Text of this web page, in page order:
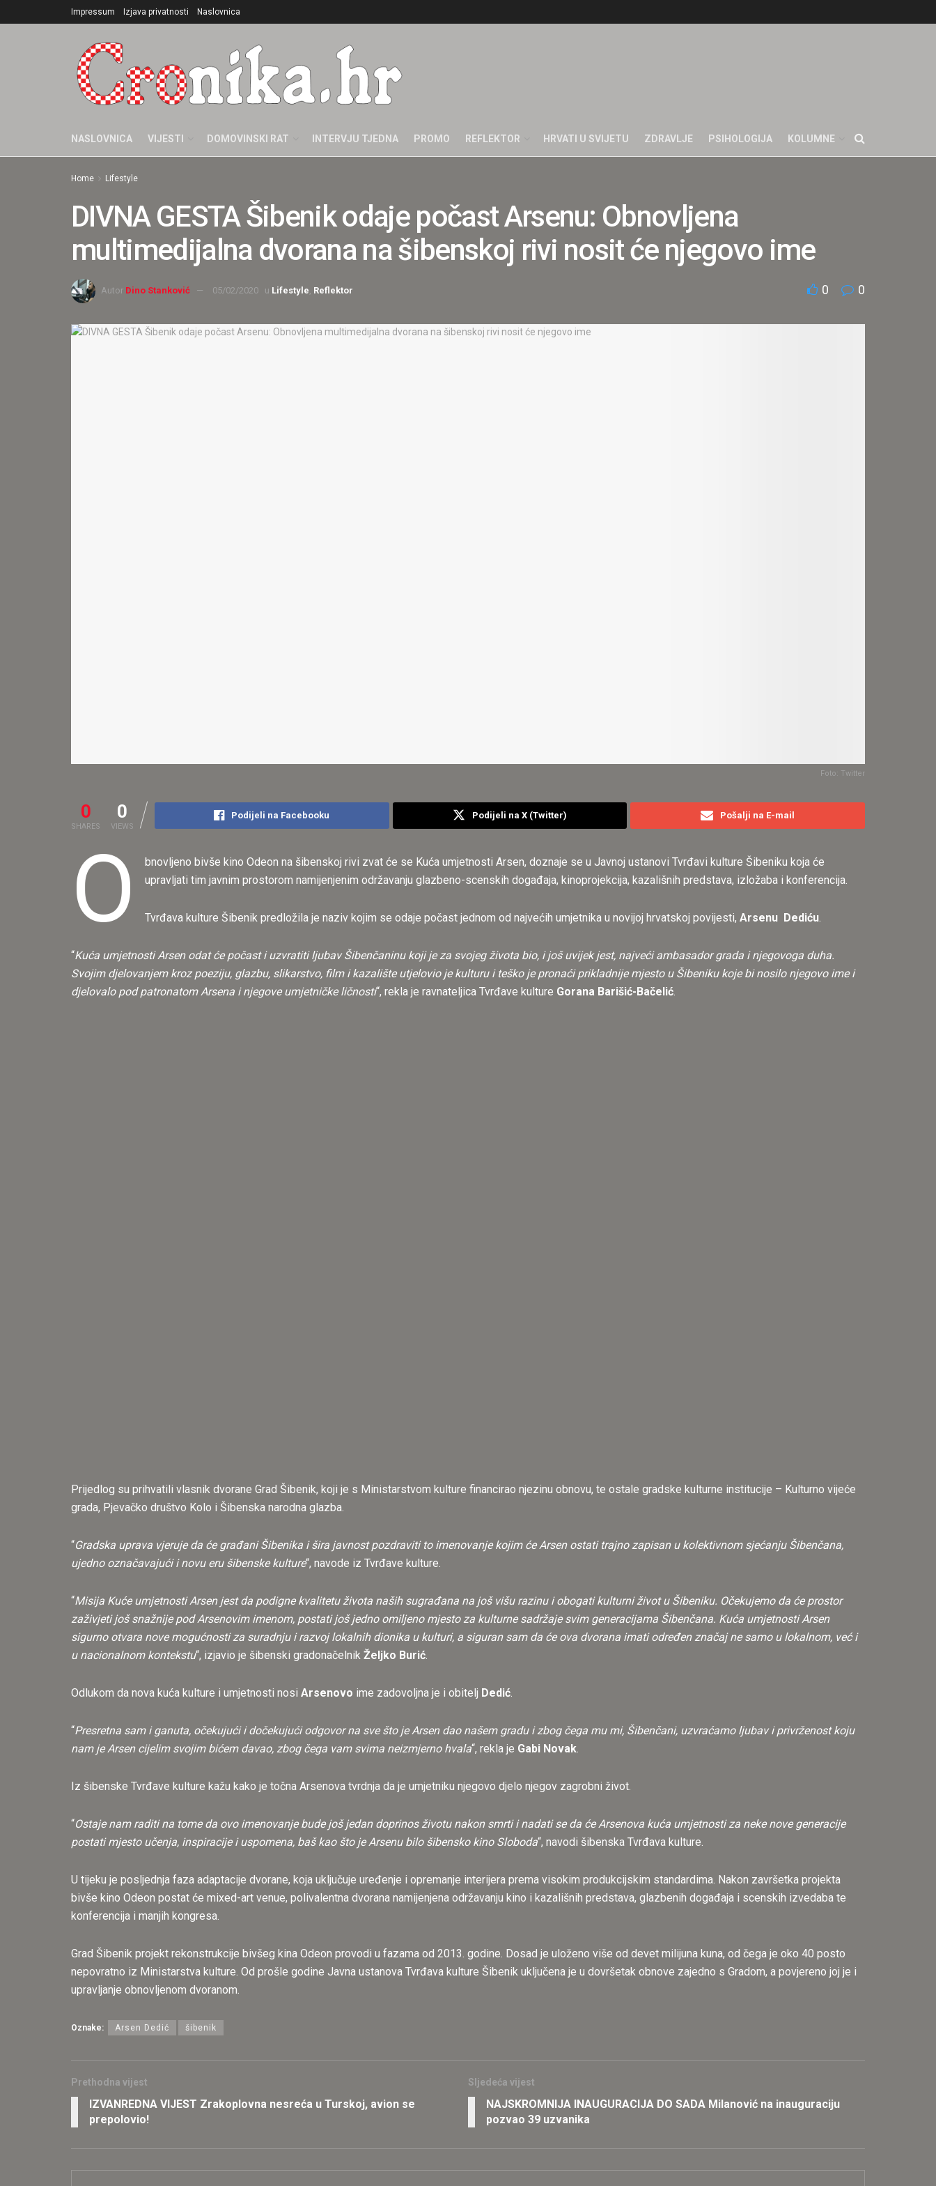
Impressum Izjava privatnosti Naslovnica
NASLOVNICA VIJESTI DOMOVINSKI RAT INTERVJU TJEDNA PROMO REFLEKTOR HRVATI U SVIJETU ZDRAVLJE PSIHOLOGIJA KOLUMNE
Home Lifestyle
DIVNA GESTA Šibenik odaje počast Arsenu: Obnovljena
multimedijalna dvorana na šibenskoj rivi nosit će njegovo ime
Autor Dino Stanković 05/02/2020 u Lifestyle Reflektor 0 0
Foto: Twitter
0
SHARES
0
VIEWS
Podijeli na Facebooku Podijeli na X (Twitter) Pošalji na E-mail
O
bnovljeno bivše kino Odeon na šibenskoj rivi zvat će se Kuća umjetnosti Arsen, doznaje se u Javnoj ustanovi Tvrđavi kulture Šibeniku koja će
upravljati tim javnim prostorom namijenjenim održavanju glazbeno-scenskih događaja, kinoprojekcija, kazališnih predstava, izložaba i konferencija.
Tvrđava kulture Šibenik predložila je naziv kojim se odaje počast jednom od najvećih umjetnika u novijoj hrvatskoj povijesti,Arsenu Dediću.
“Kuća umjetnosti Arsen odat će počast i uzvratiti ljubav Šibenčaninu koji je za svojeg života bio, i još uvijek jest, najveći ambasador grada i njegovoga duha.
Svojim djelovanjem kroz poeziju, glazbu, slikarstvo, film i kazalište utjelovio je kulturu i teško je pronaći prikladnije mjesto u Šibeniku koje bi nosilo njegovo ime i
djelovalo pod patronatom Arsena i njegove umjetničke ličnosti“, rekla je ravnateljica Tvrđave kulture Gorana Barišić-Bačelić.
Prijedlog su prihvatili vlasnik dvorane Grad Šibenik, koji je s Ministarstvom kulture financirao njezinu obnovu, te ostale gradske kulturne institucije – Kulturno vijeće
grada, Pjevačko društvo Kolo i Šibenska narodna glazba.
“Gradska uprava vjeruje da će građani Šibenika i šira javnost pozdraviti to imenovanje kojim će Arsen ostati trajno zapisan u kolektivnom sjećanju Šibenčana,
ujedno označavajući i novu eru šibenske kulture“, navode iz Tvrđave kulture.
“Misija Kuće umjetnosti Arsen jest da podigne kvalitetu života naših sugrađana na još višu razinu i obogati kulturni život u Šibeniku. Očekujemo da će prostor
zaživjeti još snažnije pod Arsenovim imenom, postati još jedno omiljeno mjesto za kulturne sadržaje svim generacijama Šibenčana. Kuća umjetnosti Arsen
sigurno otvara nove mogućnosti za suradnju i razvoj lokalnih dionika u kulturi, a siguran sam da će ova dvorana imati određen značaj ne samo u lokalnom, već i
u nacionalnom kontekstu“, izjavio je šibenski gradonačelnik Željko Burić.
Odlukom da nova kuća kulture i umjetnosti nosi Arsenovo ime zadovoljna je i obitelj Dedić.
“Presretna sam i ganuta, očekujući i dočekujući odgovor na sve što je Arsen dao našem gradu i zbog čega mu mi, Šibenčani, uzvraćamo ljubav i privrženost koju
nam je Arsen cijelim svojim bićem davao, zbog čega vam svima neizmjerno hvala“, rekla je Gabi Novak.
Iz šibenske Tvrđave kulture kažu kako je točna Arsenova tvrdnja da je umjetniku njegovo djelo njegov zagrobni život.
“Ostaje nam raditi na tome da ovo imenovanje bude još jedan doprinos životu nakon smrti i nadati se da će Arsenova kuća umjetnosti za neke nove generacije
postati mjesto učenja, inspiracije i uspomena, baš kao što je Arsenu bilo šibensko kino Sloboda“, navodi šibenska Tvrđava kulture.
U tijeku je posljednja faza adaptacije dvorane, koja uključuje uređenje i opremanje interijera prema visokim produkcijskim standardima. Nakon završetka projekta
bivše kino Odeon postat će mixed-art venue, polivalentna dvorana namijenjena održavanju kino i kazališnih predstava, glazbenih događaja i scenskih izvedaba te
konferencija i manjih kongresa.
Grad Šibenik projekt rekonstrukcije bivšeg kina Odeon provodi u fazama od 2013. godine. Dosad je uloženo više od devet milijuna kuna, od čega je oko 40 posto
nepovratno iz Ministarstva kulture. Od prošle godine Javna ustanova Tvrđava kulture Šibenik uključena je u dovršetak obnove zajedno s Gradom, a povjereno joj je i
upravljanje obnovljenom dvoranom.
Oznake: Arsen Dedić šibenik
Prethodna vijest
IZVANREDNA VIJEST Zrakoplovna nesreća u Turskoj, avion se
prepolovio!
Sljedeća vijest
NAJSKROMNIJA INAUGURACIJA DO SADA Milanović na inauguraciju
pozvao 39 uzvanika